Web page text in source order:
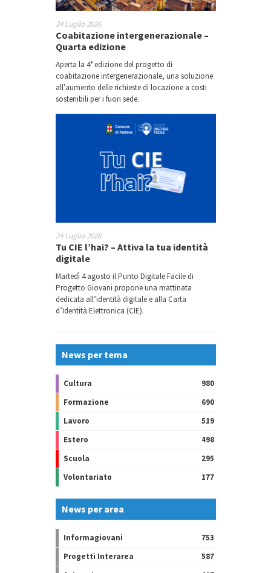
24 Luglio 2026
Coabitazione intergenerazionale –
Quarta edizione
Aperta la 4° edizione del progetto di
coabitazione intergenerazionale, una soluzione
all’aumento delle richieste di locazione a costi
sostenibili per i fuori sede.
24 Luglio 2026
Tu CIE l’hai? – Attiva la tua identità
digitale
Martedì 4 agosto il Punto Digitale Facile di
Progetto Giovani propone una mattinata
dedicata all’identità digitale e alla Carta
d’Identità Elettronica (CIE).
News per tema
Cultura
980
Formazione
690
Lavoro
519
Estero
498
Scuola
295
Volontariato
177
News per area
Informagiovani
753
Progetti Interarea
587